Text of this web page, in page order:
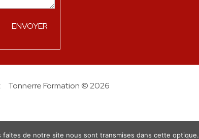
Tonnerre Formation © 2026
de notre site nous sont transmises dans cette optique.